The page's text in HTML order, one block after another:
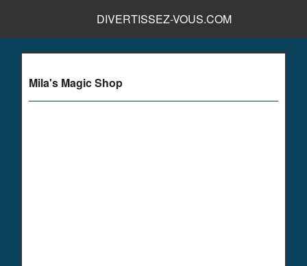
DIVERTISSEZ-VOUS.COM
Mila's Magic Shop